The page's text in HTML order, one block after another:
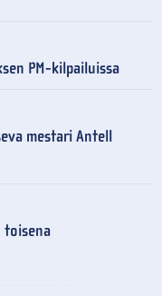
PM-kilpailuissa
mestari Antell
toisena